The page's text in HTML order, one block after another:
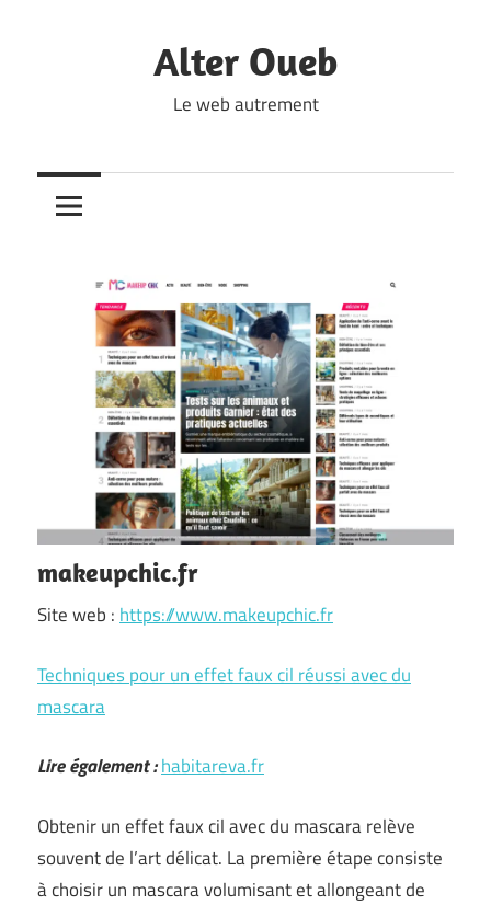
Alter Oueb
Le web autrement
makeupchic.fr
Site web : https://www.makeupchic.fr
Techniques pour un effet faux cil réussi avec du
mascara
Lire également :habitareva.fr
Obtenir un effet faux cil avec du mascara relève
souvent de l’art délicat. La première étape consiste
à choisir un mascara volumisant et allongeant de